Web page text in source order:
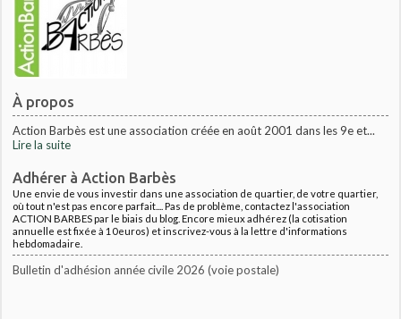
À propos
Action Barbès est une association créée en août 2001 dans les 9e et...
Lire la suite
Adhérer à Action Barbès
Une envie de vous investir dans une association de quartier, de votre quartier,
où tout n'est pas encore parfait.... Pas de problème, contactez l'association
ACTION BARBES par le biais du blog. Encore mieux adhérez (la cotisation
annuelle est fixée à 10euros) et inscrivez-vous à la lettre d'informations
hebdomadaire.
Bulletin d'adhésion année civile 2026 (voie postale)